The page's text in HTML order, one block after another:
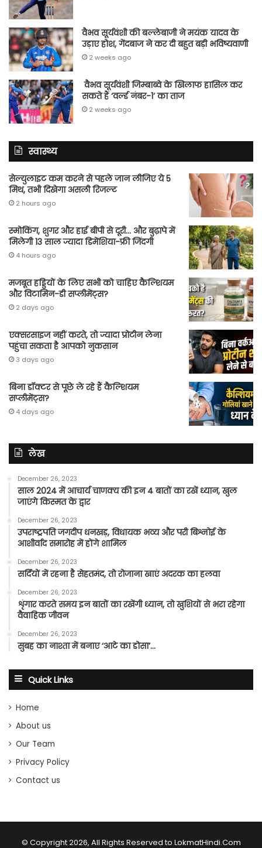
वैभव सूर्यवंशी की बल्लेबाजी ने मयंक यादव के
उड़ाए होश, गेंदबाज ने कर दी बहुत बड़ी भविष्यवाणी
2 weeks ago
वैभव सूर्यवंशी जिम्बाब्वे के खिलाफ हासिल कर
सकते हैं ‘वर्ल्ड नंबर-1’ का ताज
2 weeks ago
स्वास्थ्य
सेल्युलाइट कम करने से पहले जान लीजिए ये 5
मिथ, तभी दिखेगा असली रिजल्ट
2 hours ago
स्मोकिंग, शुगर और हाई बीपी से दूरी… और बुढ़ापे में
मिलेगी 13 साल ज्यादा डिमेंशिया-फ्री जिंदगी
4 hours ago
मजबूत हड्डियों के लिए सभी को चाहिए कैल्शियम
और विटामिन-डी सप्लीमेंट्स?
2 days ago
एक्सरसाइज नहीं करते, तो ज्यादा प्रोटीन लेना
पहुंचा सकता है आपको नुकसान
3 days ago
बिना डॉक्टर से पूछे ले रहे हैं कैल्शियम
सप्लीमेंट्स?
4 days ago
लेख
December 26, 2023
साल 2024 में आचार्य चाणक्य की इन 4 बातों का रखें ध्यान, खुल
जाएंगे किस्मत के द्वार
December 26, 2023
उपराष्ट्रपति जगदीप धनखड़, विधायक भव्य और परी बिश्नोई के
आशीर्वाद समारोह में होंगे शामिल
December 26, 2023
सर्दियों में रहना है सेहतमंद, तो रोजाना खाएं अदरक का हलवा
December 26, 2023
शृंगार करते समय इन बातों का रखेंगी ध्यान, तो खुशियों से भरा रहेगा
वैवाहिक जीवन
December 26, 2023
सुबह का नाश्ता में बनाए ‘आटे का डोसा’…
Quick Links
Home
About us
Our Team
Privacy Policy
Contact us
© Copyright 2026, All Rights Reserved to LokmatHindi.Com